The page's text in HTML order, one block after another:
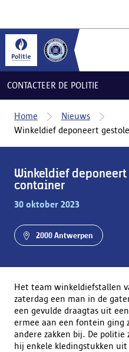
CONTACTEER DE POLITIE
Home
Nieuws
Winkeldief deponeert
Winkeldief
container
30 oktober 2023
2000 Antwerpen
Het team winkeldiefstallen
zaterdag een man in de
een gevulde draagtas uit
ermee aan een fontein ging
andere zakken bij. De politie
hij enkele kledingstukken